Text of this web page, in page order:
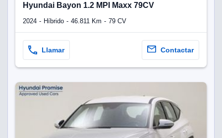
Hyundai Bayon 1.2 MPI Maxx 79CV
2024 Híbrido 46.811 Km 79 CV
Llamar Contactar